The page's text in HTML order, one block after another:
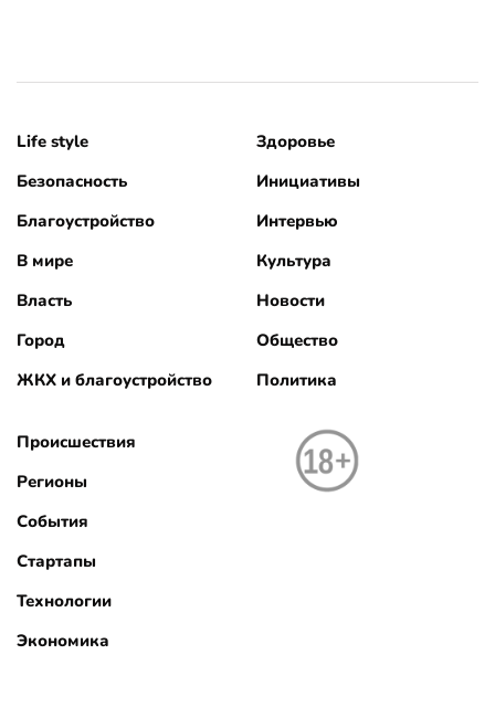
Life style
Безопасность
Благоустройство
В мире
Власть
Город
ЖКХ и благоустройство
Здоровье
Инициативы
Интервью
Культура
Новости
Общество
Политика
Происшествия
Регионы
События
Стартапы
Технологии
Экономика